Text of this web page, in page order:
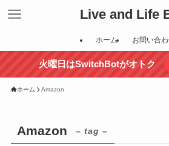
Live and Life
ホーム お問い合
火曜日はSwitchBotがオトク
ホーム Amazon
Amazon – tag –